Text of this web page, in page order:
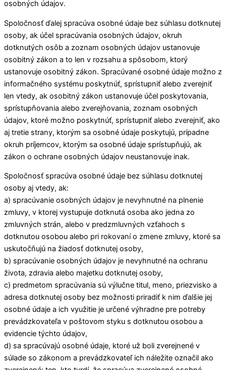
osobných údajov.
Spoločnosť ďalej spracúva osobné údaje bez súhlasu dotknutej
osoby, ak účel spracúvania osobných údajov, okruh
dotknutých osôb a zoznam osobných údajov ustanovuje
osobitný zákon a to len v rozsahu a spôsobom, ktorý
ustanovuje osobitný zákon. Spracúvané osobné údaje možno z
informačného systému poskytnúť, sprístupniť alebo zverejniť
len vtedy, ak osobitný zákon ustanovuje účel poskytovania,
sprístupňovania alebo zverejňovania, zoznam osobných
údajov, ktoré možno poskytnúť, sprístupniť alebo zverejniť, ako
aj tretie strany, ktorým sa osobné údaje poskytujú, prípadne
okruh príjemcov, ktorým sa osobné údaje sprístupňujú, ak
zákon o ochrane osobných údajov neustanovuje inak.
Spoločnosť spracúva osobné údaje bez súhlasu dotknutej
osoby aj vtedy, ak:
a) spracúvanie osobných údajov je nevyhnutné na plnenie
zmluvy, v ktorej vystupuje dotknutá osoba ako jedna zo
zmluvných strán, alebo v predzmluvných vzťahoch s
dotknutou osobou alebo pri rokovaní o zmene zmluvy, ktoré sa
uskutočňujú na žiadosť dotknutej osoby,
b) spracúvanie osobných údajov je nevyhnutné na ochranu
života, zdravia alebo majetku dotknutej osoby,
c) predmetom spracúvania sú výlučne titul, meno, priezvisko a
adresa dotknutej osoby bez možnosti priradiť k nim ďalšie jej
osobné údaje a ich využitie je určené výhradne pre potreby
prevádzkovateľa v poštovom styku s dotknutou osobou a
evidencie týchto údajov,
d) sa spracúvajú osobné údaje, ktoré už boli zverejnené v
súlade so zákonom a prevádzkovateľ ich náležite označil ako